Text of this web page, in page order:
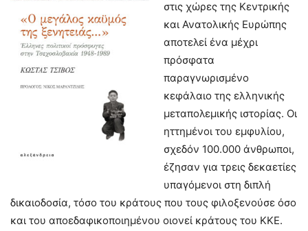
στις χώρες της Κεντρικής
και Ανατολικής Ευρώπης
αποτελεί ένα μέχρι
πρόσφατα
παραγνωρισμένο
κεφάλαιο της ελληνικής
μεταπολεμικής ιστορίας. Οι
ηττημένοι του εμφυλίου,
σχεδόν 100.000 άνθρωποι,
έζησαν για τρεις δεκαετίες
υπαγόμενοι στη διπλή
δικαιοδοσία, τόσο του κράτους που τους φιλοξενούσε όσο
και του αποεδαφικοποιημένου οιονεί κράτους του ΚΚΕ.